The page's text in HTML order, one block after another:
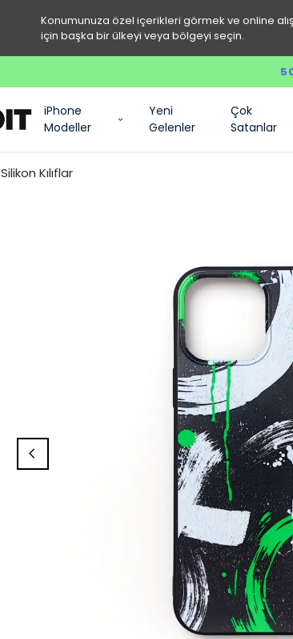
Konumunuza özel içerikleri görmek ve online
için başka bir ülkeyi veya bölgeyi seçin.
iPhone
Modeller
Yeni
Gelenler
Çok
Satanlar
Silikon Kılıflar